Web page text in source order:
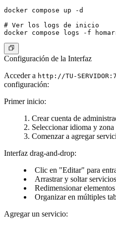
docker compose up -d
# Ver los logs de inicio
Configuración de la Interfaz
Acceder a http://TU-
configuración:
Primer inicio:
Crear cuenta de
Seleccionar idioma y zona
Comenzar a agregar
Interfaz drag-and-drop:
Clic en "Editar" para
Arrastrar y soltar
Redimensionar
Organizar en múltiples
Agregar un servicio: